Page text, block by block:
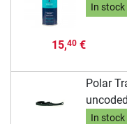
In stock
15,40€
Polar
uncoded
In stock